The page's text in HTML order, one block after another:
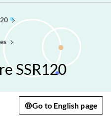
SSR120
Go to English page